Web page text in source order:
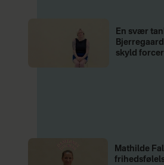
En svær
skyld
Mathilde